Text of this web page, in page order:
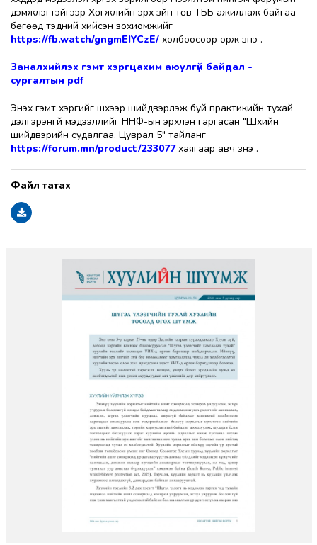
дэмжлэгтэйгээр Хөгжлийн эрх зүйн төв ТББ ажиллаж байгаа
бөгөөд тэдний хийсэн зохиомжийг
https://fb.watch/gngmEIYCzE/ холбоосоор орж үзнэ үү.
Заналхийлэх гэмт хэргцахим аюулгүй байдал -
сургалтын pdf
Энэхүү гэмт хэргийг шүүхээр шийдвэрлэж буй практикийн тухай
дэлгэрэнгүй мэдээллийг ННФ-ын эрхлэн гаргасан "Шүүхийн
шийдвэрийн судалгаа. Цуврал 5" тайланг
https://forum.mn/product/233077хаягаар авч үзнэ үү.